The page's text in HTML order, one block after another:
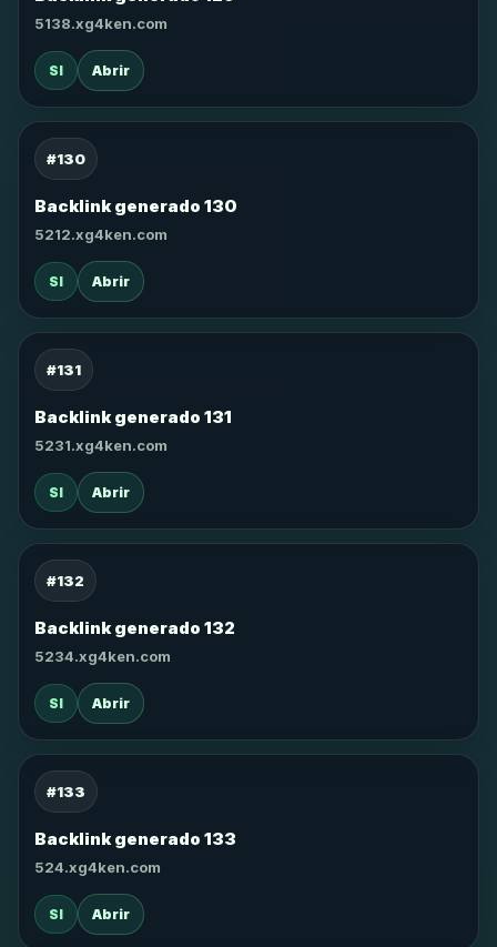
5138.xg4ken.com
SI Abrir
#130
Backlink generado 130
5212.xg4ken.com
SI Abrir
#131
Backlink generado 131
5231.xg4ken.com
SI Abrir
#132
Backlink generado 132
5234.xg4ken.com
SI Abrir
#133
Backlink generado 133
524.xg4ken.com
SI Abrir